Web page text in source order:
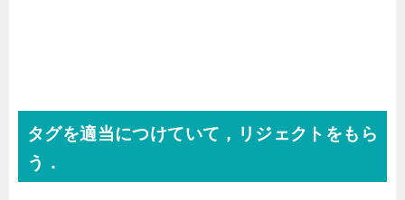
タグを適当につけていて，リジェクトをもら
う．